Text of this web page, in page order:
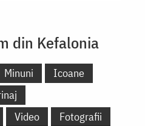
din Kefalonia
Minuni
Icoane
Video Fotografii